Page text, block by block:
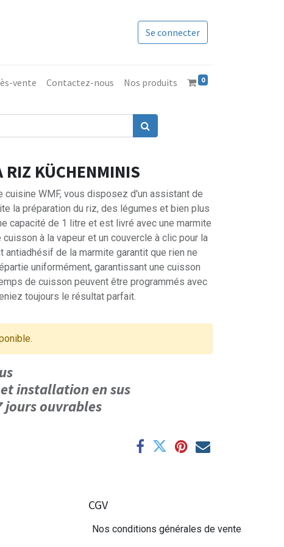
Se connecter
vente Contactez-nous Nos produits 0
RIZ KÜCHENMINIS
cuisine WMF, vous disposez d'un assistant de
la préparation du riz, des légumes et bien plus
capacité de 1 litre et est livré avec une marmite
à la vapeur et un couvercle à clic pour la
antiadhésif de la marmite garantit que rien ne
uniformément, garantissant une cuisson
de cuisson peuvent être programmés avec
toujours le résultat parfait.
installation en sus
jours ouvrables
CGV
Nos conditions générales de vente